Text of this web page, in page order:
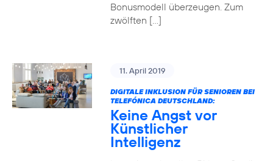
Bonusmodell überzeugen. Zum
zwölften […]
11. April 2019
DIGITALE INKLUSION FÜR SENIOREN BEI
TELEFÓNICA DEUTSCHLAND:
Keine Angst vor
Künstlicher
Intelligenz